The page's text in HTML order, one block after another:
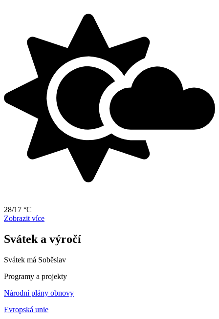
28/17 °C
Zobrazit více
Svátek a výročí
Svátek má Soběslav
Programy a projekty
Národní plány obnovy
Evropská unie